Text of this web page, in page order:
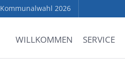
Kommunalwahl 2026
WILLKOMMEN SERVICE